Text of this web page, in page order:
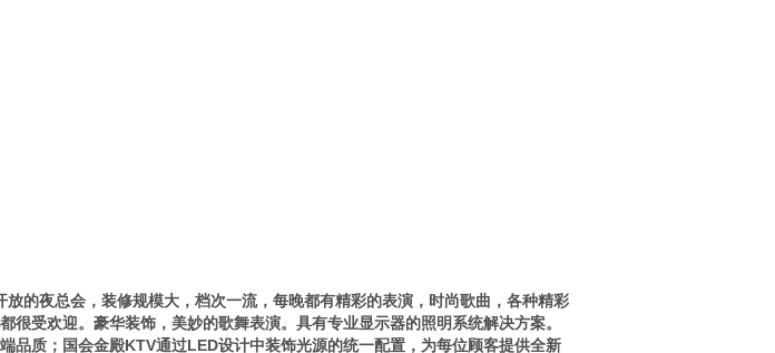
的夜总会，装修规模大，档次一流，每晚都有精彩的表演，时尚歌曲，各种精彩
很受欢迎。豪华装饰，美妙的歌舞表演。具有专业显示器的照明系统解决方案。
品质；国会金殿KTV通过LED设计中装饰光源的统一配置，为每位顾客提供全新